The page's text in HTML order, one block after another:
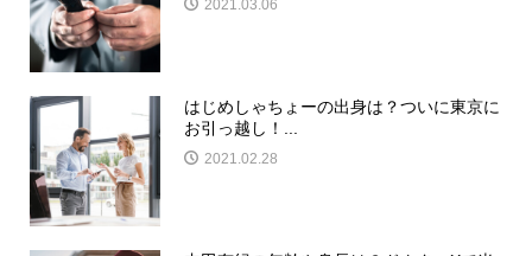
2021.03.06
はじめしゃちょーの出身は？ついに東京に
お引っ越し！...
2021.02.28